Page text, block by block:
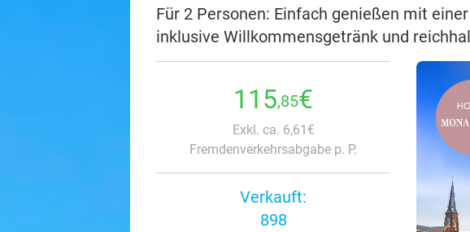
Für 2 Personen: Einfach genießen mit
inklusive Willkommensgetränk und
115,85€
Exkl. ca. 6,61€
Fremdenverkehrsabgabe p. P.
Verkauft:
898